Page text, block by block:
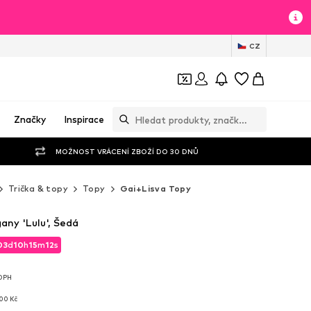
CZ
Značky Inspirace
MOŽNOST VRÁCENÍ ZBOŽÍ DO 30 DNŮ
Trička & topy Topy Gai+Lisva Topy
d10h15m11s
Kč
d10h15m11s
'Lulu', Šedá